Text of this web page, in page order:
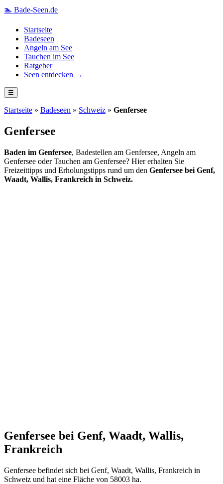
🏊 Bade-Seen.de
Startseite
Badeseen
Angeln am See
Tauchen im See
Ratgeber
Seen entdecken →
☰
Startseite » Badeseen » Schweiz » Genfersee
Genfersee
Baden im Genfersee, Badestellen am Genfersee, Angeln am
Genfersee oder Tauchen am Genfersee? Hier erhalten Sie
Freizeittipps und Erholungstipps rund um den Genfersee bei Genf,
Waadt, Wallis, Frankreich in Schweiz.
Genfersee bei Genf, Waadt, Wallis,
Frankreich
Genfersee befindet sich bei Genf, Waadt, Wallis, Frankreich in
Schweiz und hat eine Fläche von 58003 ha.